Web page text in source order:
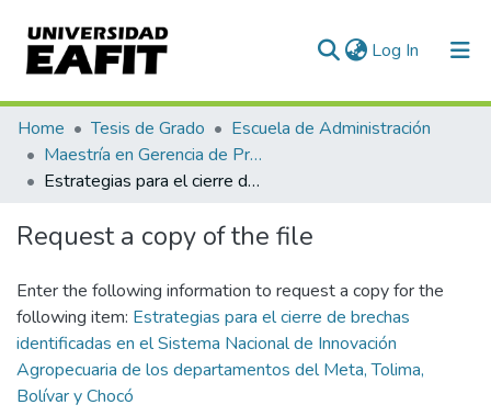
Log In (current)
Communities & Collections
All of DSpace
Home Tesis de Grado
Escuela de Administración
Maestría en Gerencia de Proyectos (Tesis)
Estrategias para el cierre de brechas identificadas en el Sistema Nacional de Innovación Agropecuaria de los departamentos del Meta, Tolima, Bolívar y Chocó
Request a copy of the file
Enter the following information to request a copy for the
following item: Estrategias para el cierre de brechas
identificadas en el Sistema Nacional de Innovación
Agropecuaria de los departamentos del Meta, Tolima,
Bolívar y Chocó